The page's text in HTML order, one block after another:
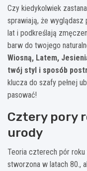
Czy kiedykolwiek
sprawiają, że wyglądasz
lat i podkreślają
barw do twojego
Wiosną, Latem,
twój styl i sposób
klucza do szafy pełnej
pasować!
Cztery pory
urody
Teoria czterech pór
stworzona w latach 80.,